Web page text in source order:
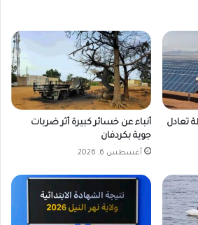
تعادل
أنباء عن خسائر كبيرة أثر ضربات
جوية بكردفان
أغسطس 6, 2026